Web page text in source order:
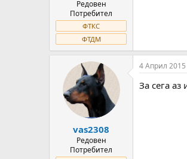
Редовен
Потребител
ФТКС
ФТДМ
vas2308
Редовен
Потребител
4 Април 2015
За сега